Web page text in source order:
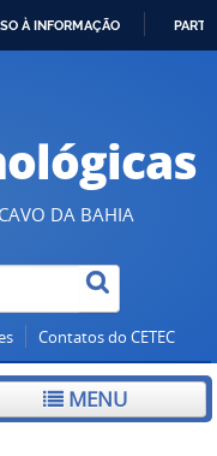
À INFORMAÇÃO
DA BAHIA
Contatos do CETEC
MENU